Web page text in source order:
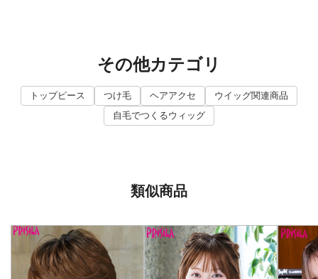
その他カテゴリ
トップピース つけ毛 ヘアアクセ
ウイッグ関連商品
自毛でつくるウィッグ
類似商品